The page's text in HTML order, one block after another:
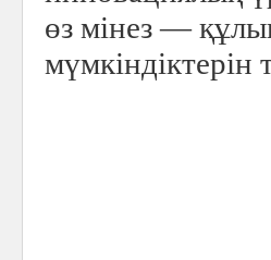
өз мінез —
мүмкіндіктерін